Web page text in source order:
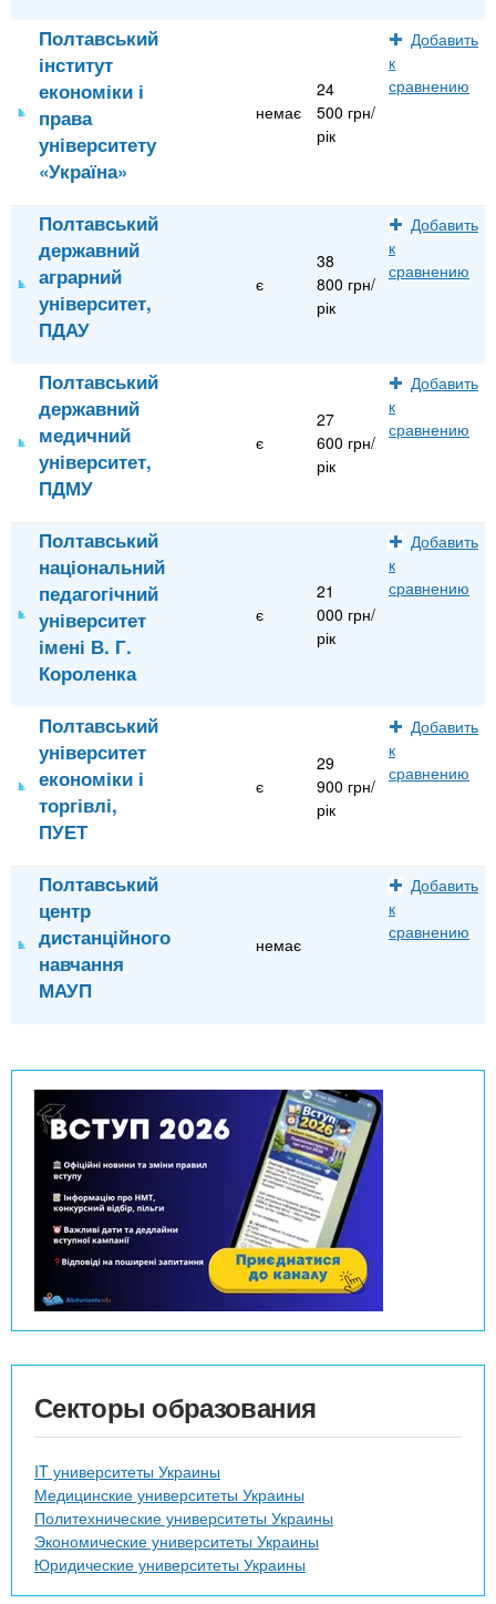
Полтавський
інститут
економіки і
права
університету
«Україна»
немає
24
500 грн/
рік
Добавить
к
сравнению
Полтавський
державний
аграрний
університет,
ПДАУ
є
38
800 грн/
рік
Добавить
к
сравнению
Полтавський
державний
медичний
університет,
ПДМУ
є
27
600 грн/
рік
Добавить
к
сравнению
Полтавський
національний
педагогічний
університет
імені В. Г.
Короленка
є
21
000 грн/
рік
Добавить
к
сравнению
Полтавський
університет
економіки і
торгівлі,
ПУЕТ
є
29
900 грн/
рік
Добавить
к
сравнению
Полтавський
центр
дистанційного
навчання
МАУП
немає
Добавить
к
сравнению
Секторы образования
IT университеты Украины
Медицинские университеты Украины
Политехнические университеты Украины
Экономические университеты Украины
Юридические университеты Украины